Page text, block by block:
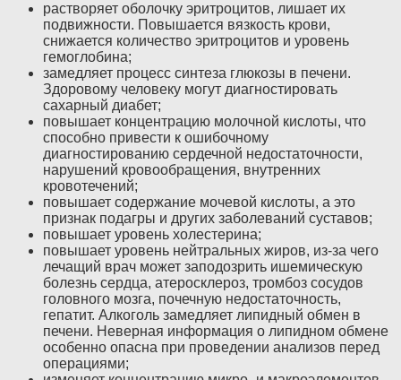
растворяет оболочку эритроцитов, лишает их
подвижности. Повышается вязкость крови,
снижается количество эритроцитов и уровень
гемоглобина;
замедляет процесс синтеза глюкозы в печени.
Здоровому человеку могут диагностировать
сахарный диабет;
повышает концентрацию молочной кислоты, что
способно привести к ошибочному
диагностированию сердечной недостаточности,
нарушений кровообращения, внутренних
кровотечений;
повышает содержание мочевой кислоты, а это
признак подагры и других заболеваний суставов;
повышает уровень холестерина;
повышает уровень нейтральных жиров, из-за чего
лечащий врач может заподозрить ишемическую
болезнь сердца, атеросклероз, тромбоз сосудов
головного мозга, почечную недостаточность,
гепатит. Алкоголь замедляет липидный обмен в
печени. Неверная информация о липидном обмене
особенно опасна при проведении анализов перед
операциями;